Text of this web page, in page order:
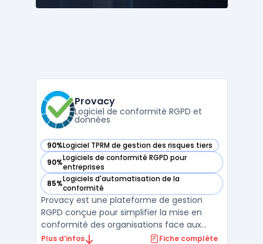
Provacy
Logiciel de conformité RGPD et
données
90%Logiciel TPRM de gestion des risques tiers
— voir Provacy dans cette catégorie
90%Logiciels de conformité RGPD pour
entreprises
— voir Provacy dans cette catégorie
85%Logiciels d'automatisation de la
conformité
— voir Provacy dans cette catégorie
Provacy est une plateforme de gestion
RGPD conçue pour simplifier la mise en
conformité des organisations face aux
obligations légales en matière
Plus d’infos Fiche complète